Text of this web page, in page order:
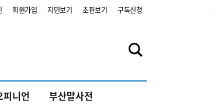
회원가입 지면보기 초판보기 구독신청
피니언 부산말사전